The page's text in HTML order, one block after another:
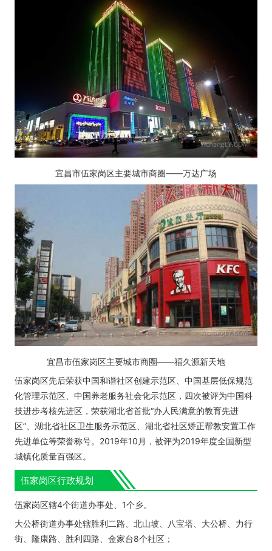
宜昌市伍家岗区主要城市商圈——万达广场
宜昌市伍家岗区主要城市商圈——福久源新天地
伍家岗区先后荣获中国和谐社区创建示范区、中国基层低保规范
化管理示范区、中国养老服务社会化示范区，四次被评为中国科
技进步考核先进区，荣获湖北省首批“办人民满意的教育先进
区”、湖北省社区卫生服务示范区、湖北省社区矫正帮教安置工作
先进单位等荣誉称号。2019年10月，被评为2019年度全国新型
城镇化质量百强区。
伍家岗区行政规划
伍家岗区辖4个街道办事处、1个乡。
大公桥街道办事处辖胜利二路、北山坡、八宝塔、大公桥、力行
街、隆康路、胜利四路、金家台8个社区；